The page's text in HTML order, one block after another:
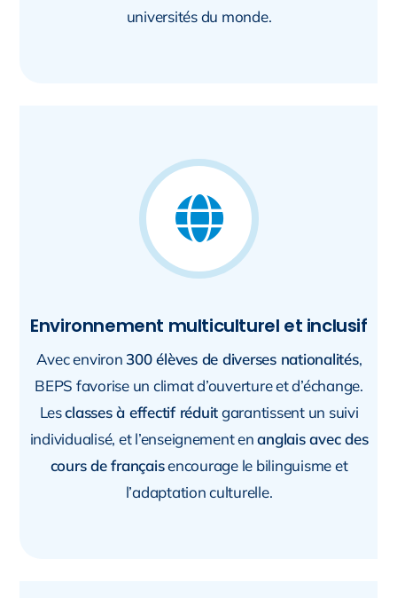
universités du monde.
Environnement multiculturel et inclusif
Avec environ 300 élèves de diverses nationalités,
BEPS favorise un climat d’ouverture et d’échange.
Lesclasses à effectif réduitgarantissent un suivi
individualisé, et l’enseignement enanglais avec des
cours de françaisencourage le bilinguisme et
l’adaptation culturelle.